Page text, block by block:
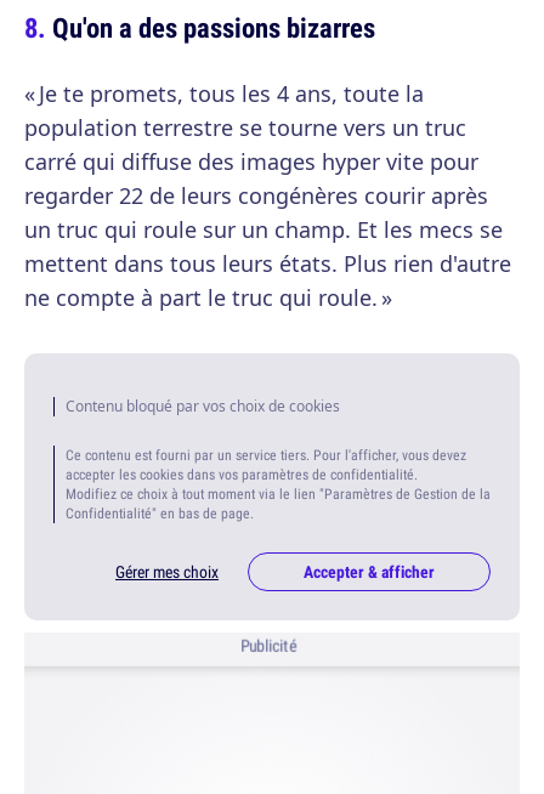
Qu'on a des passions bizarres
« Je te promets, tous les 4 ans, toute la
population terrestre se tourne vers un truc
carré qui diffuse des images hyper vite pour
regarder 22 de leurs congénères courir après
un truc qui roule sur un champ. Et les mecs se
mettent dans tous leurs états. Plus rien d'autre
ne compte à part le truc qui roule. »
Contenu bloqué par vos choix de cookies
Ce contenu est fourni par un service tiers. Pour l'afficher, vous devez
accepter les cookies dans vos paramètres de confidentialité.
Modifiez ce choix à tout moment via le lien "Paramètres de Gestion de la
Confidentialité" en bas de page.
Gérer mes choix Accepter & afficher
Publicité